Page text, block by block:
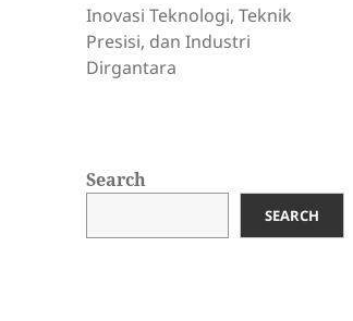
Inovasi Teknologi, Teknik
Presisi, dan Industri
Dirgantara
Search
SEARCH